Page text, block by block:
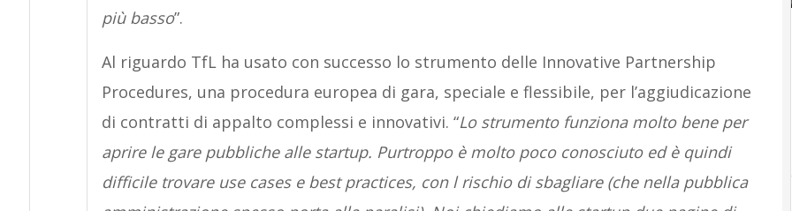
più basso”.
Al riguardo TfL ha usato con successo lo strumento delle Innovative Partnership
Procedures, una procedura europea di gara, speciale e flessibile, per l’aggiudicazione
di contratti di appalto complessi e innovativi. “Lo strumento funziona molto bene per
aprire le gare pubbliche alle startup. Purtroppo è molto poco conosciuto ed è quindi
difficile trovare use cases e best practices, con l rischio di sbagliare (che nella pubblica